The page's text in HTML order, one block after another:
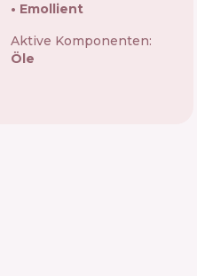
Emollient
Aktive Komponenten:
Öle